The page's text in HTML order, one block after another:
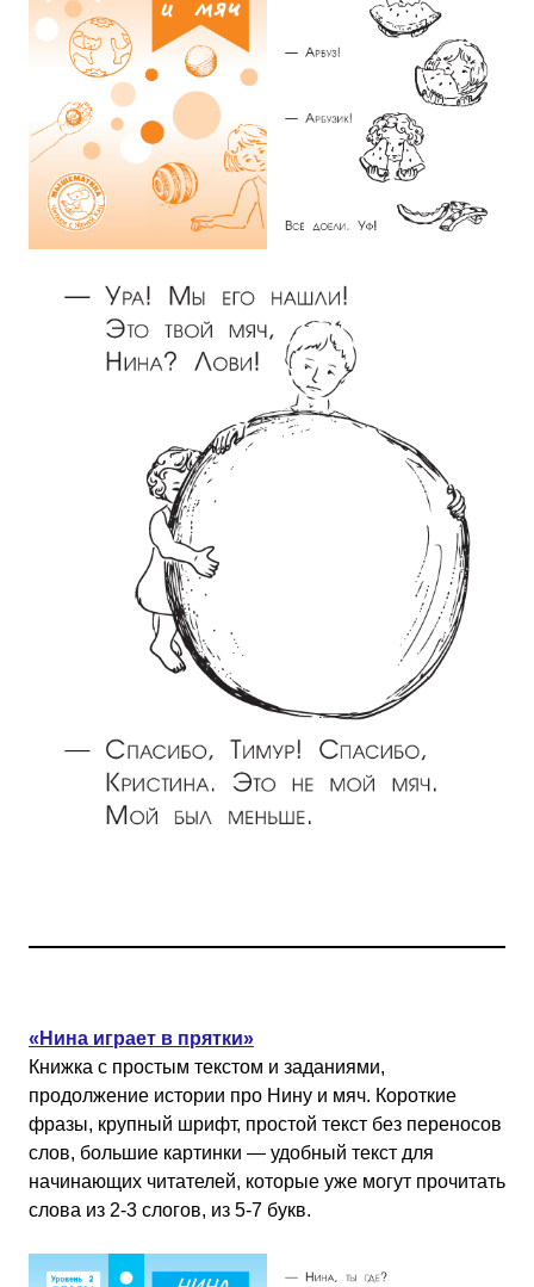
«Нина играет в прятки»
Книжка с простым текстом и заданиями,
продолжение истории про Нину и мяч. Короткие
фразы, крупный шрифт, простой текст без переносов
слов, большие картинки — удобный текст для
начинающих читателей, которые уже могут прочитать
слова из 2-3 слогов, из 5-7 букв.